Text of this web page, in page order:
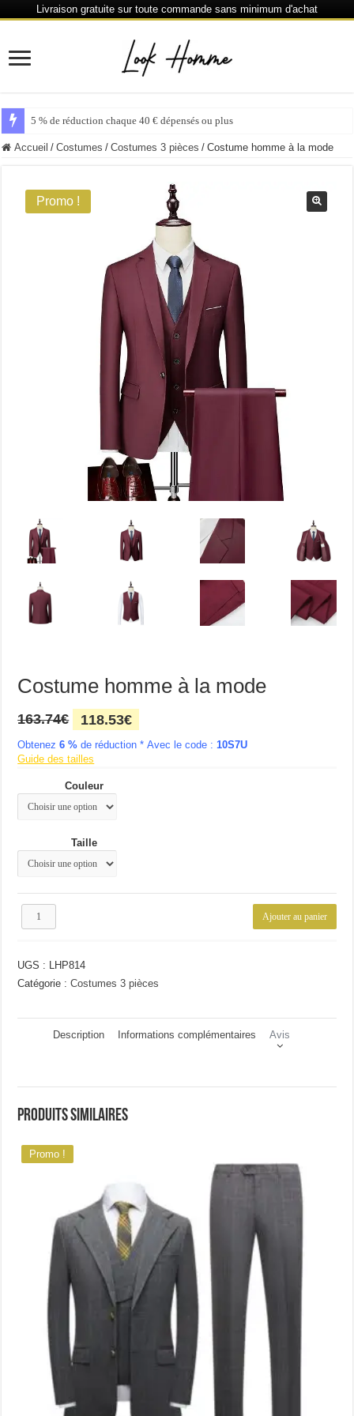
Livraison gratuite sur toute commande sans minimum d'achat
5 % de réduction chaque 40 € dépensés ou plus
Accueil / Costumes / Costumes 3 pièces / Costume homme à la mode
Promo !
Costume homme à la mode
163.74€
Le
prix
initial
était :
118.53€
prix
actuel
Obtenez 6 %de réduction * Avec le code : 10S7U
Guide des tailles
Couleur
Taille
quantité
à
la
Ajouter au panier
UGS : LHP814
Catégorie :Costumes 3 pièces
Description Informations complémentaires Avis
Produits similaires
Promo !